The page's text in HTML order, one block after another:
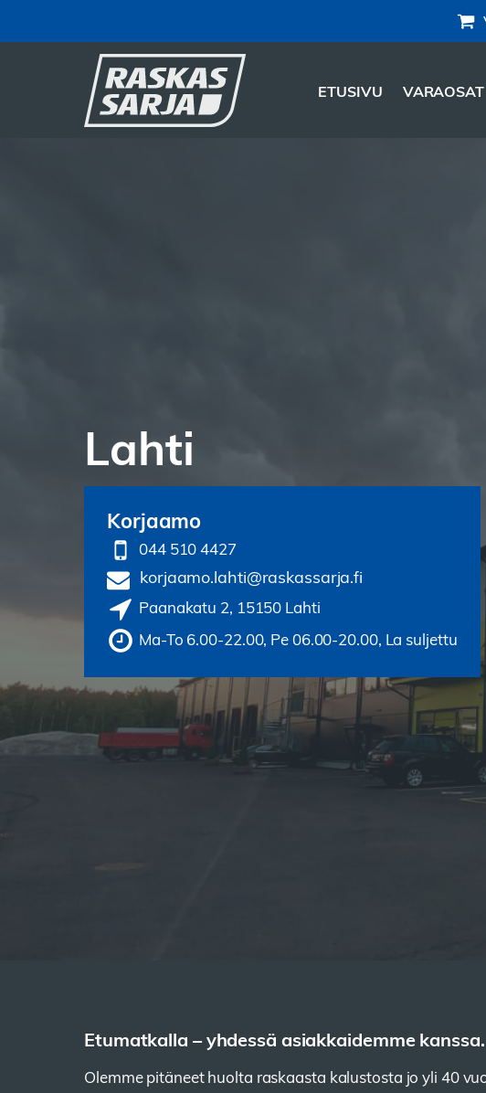
ETUSIVU VARAOSAT
Lahti
Korjaamo
044 510 4427
korjaamo.lahti@raskassarja.fi
Paanakatu 2, 15150 Lahti
Ma-To 6.00-22.00, Pe 06.00-20.00, La suljettu
Etumatkalla – yhdessä asiakkaidemme kanssa.
Olemme pitäneet huolta raskaasta kalustosta jo yli 40